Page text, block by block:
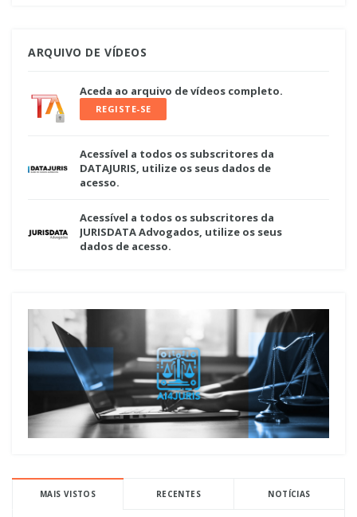
ARQUIVO DE VÍDEOS
Aceda ao arquivo de vídeos completo.
REGISTE-SE
Acessível a todos os subscritores da
DATAJURIS, utilize os seus dados de
acesso.
Acessível a todos os subscritores da
JURISDATA Advogados, utilize os seus
dados de acesso.
MAIS VISTOS RECENTES NOTÍCIAS